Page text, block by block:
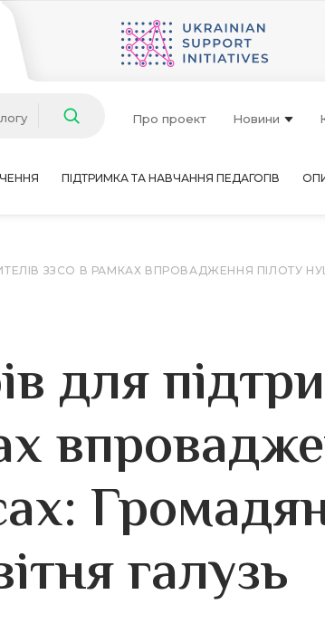
Про проект Новини
ПІДТРИМКА ТА НАВЧАННЯ ПЕДАГОГІВ
ЗЗСО В РАМКАХ ВПРОВАДЖЕННЯ ПІЛОТУ
для
галузь